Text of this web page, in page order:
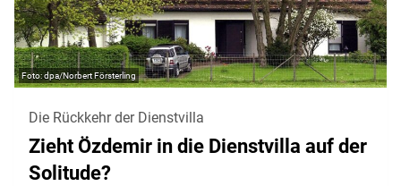
dpa/Norbert Försterling
Die Rückkehr der Dienstvilla
Zieht Özdemir in die Dienstvilla auf der
Solitude?